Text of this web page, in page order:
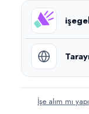
İşe alım mı